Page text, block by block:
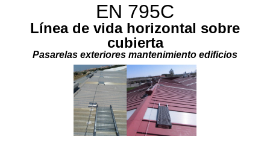
EN 795C
Línea de vida horizontal sobre
cubierta
Pasarelas exteriores mantenimiento edificios